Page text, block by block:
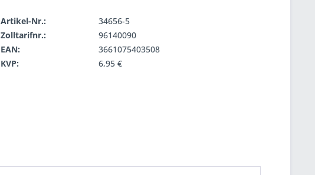
Artikel-Nr.:
34656-5
Zolltarifnr.:
96140090
EAN:
3661075403508
KVP:
6,95 €